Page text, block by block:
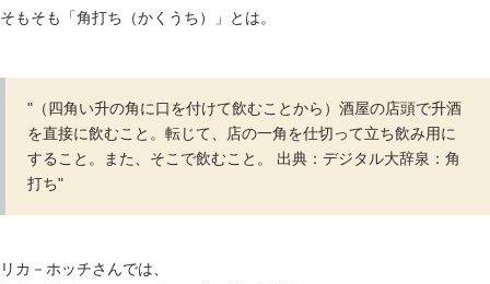
そもそも「角打ち（かくうち）」とは。
"（四角い升の角に口を付けて飲むことから）酒屋の店頭で升酒
を直接に飲むこと。転じて、店の一角を仕切って立ち飲み用に
すること。また、そこで飲むこと。 出典：デジタル大辞泉：角
打ち"
リカ－ホッチさんでは、